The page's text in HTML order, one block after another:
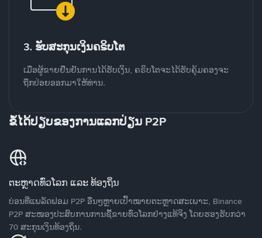
3. ຮັບສະກຸນເງິນຄຣິບໂຕ
ເມື່ອຜູ້ຂາຍຢືນຢັນການໄດ້ຮັບເງິນ, ຄຣິບໂຕຈະໄດ້ຮັບຄຸ້ມຄອງຈະ
ຖືກປ່ອຍອອກມາໃຫ້ທ່ານ.
ຂໍ້ໄດ້ປຽບຂອງການແລກປ່ຽນ P2P
ຕະຫຼາດທົ່ວໂລກ ແລະ ທ້ອງຖິ່ນ
ບ່ອນທີ່ແພລັດຟອມ P2P ອື່ນໆຫຼາຍເປົ້າໝາຍຕະຫຼາດສະເພາະ, Binance
P2P ສະໜອງປະສົບການການຊື້ຂາຍທົ່ວໂລກຢ່າງແທ້ຈິງ ໂດຍຮອງຮັບກວ່າ
70 ສະກຸນເງິນທ້ອງຖິ່ນ.